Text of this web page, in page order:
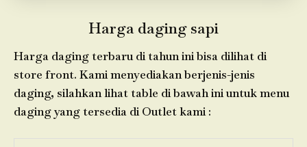
Harga daging sapi
Harga daging terbaru di tahun ini bisa dilihat di
store front. Kami menyediakan berjenis-jenis
daging, silahkan lihat table di bawah ini untuk menu
daging yang tersedia di Outlet kami :